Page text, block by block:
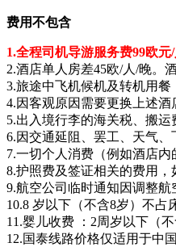
费用不包含
1.全程司机导游服务费99欧元/
2.酒店单人房差45欧/人/晚。
3.旅途中飞机候机及转机用餐
4.因客观原因需要更换上述酒
5.出入境行李的海关税、搬运
6.因交通延阻、罢工、天气
7.一切个人消费（例如酒店内
8.护照费及签证相关的费用，
9.航空公司临时通知因调整航
10.8 岁以下（不含8岁）不占
11.婴儿收费 ：2周岁以下（
12.国泰线路价格仅适用于中